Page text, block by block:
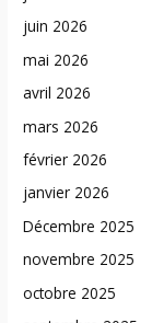
juin 2026
mai 2026
avril 2026
mars 2026
février 2026
janvier 2026
Décembre 2025
novembre 2025
octobre 2025